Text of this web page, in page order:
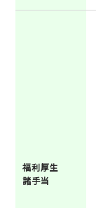
福利厚生
諸手当